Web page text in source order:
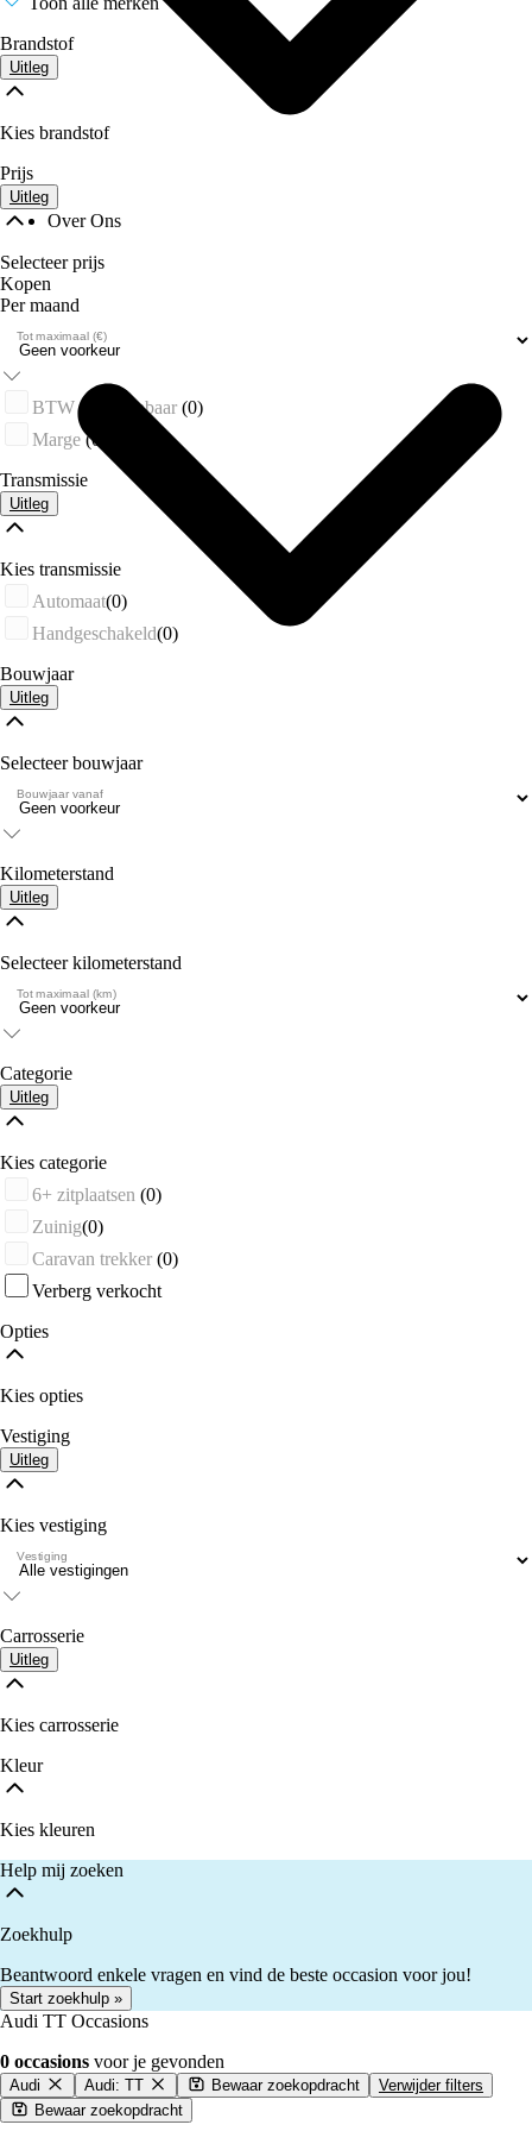
Over Ons
Brandstof
Uitleg
Kies brandstof
Prijs
Uitleg
Selecteer prijs
Kopen
Per maand
Tot maximaal (€)
BTW verrekenbaar (0)
Marge(0)
Transmissie
Uitleg
Kies transmissie
Automaat(0)
Handgeschakeld(0)
Bouwjaar
Uitleg
Selecteer bouwjaar
Bouwjaar vanaf
Kilometerstand
Uitleg
Selecteer kilometerstand
Tot maximaal (km)
Categorie
Uitleg
Kies categorie
6+ zitplaatsen (0)
Zuinig(0)
Caravan trekker (0)
Verberg verkocht
Opties
Kies opties
Vestiging
Uitleg
Kies vestiging
Vestiging
Carrosserie
Uitleg
Kies carrosserie
Kleur
Kies kleuren
Help mij zoeken
Zoekhulp
Beantwoord enkele vragen en vind de beste occasion voor jou!
Start zoekhulp »
Audi TT Occasions
0 occasions voor je gevonden
Audi Audi: TT Bewaar zoekopdracht
Verwijder filters
Bewaar zoekopdracht